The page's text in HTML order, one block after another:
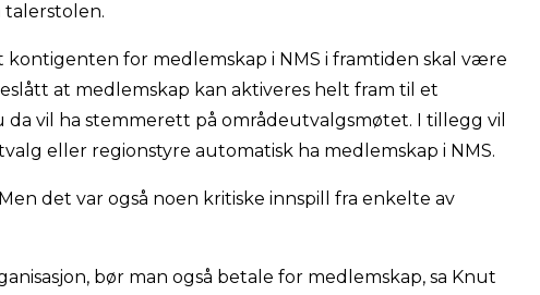
talerstolen.
for medlemskap i NMS i framtiden skal være
at medlemskap kan aktiveres helt fram til et
vil ha stemmerett på områdeutvalgsmøtet. I tillegg vil
eller regionstyre automatisk ha medlemskap i NMS.
det var også noen kritiske innspill fra enkelte av
bør man også betale for medlemskap, sa Knut